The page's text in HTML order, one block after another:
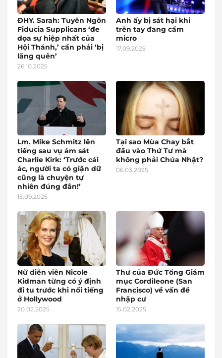
ĐHY. Sarah: Tuyên Ngôn
Fiducia Supplicans ‘đe
dọa sự hiệp nhất của
Hội Thánh,’ cần phải ‘bị
lãng quên’
26.10.2025
Anh ấy bị sát hại khi
trên tay đang cầm
micro
17.09.2025
Lm. Mike Schmitz lên
tiếng sau vụ ám sát
Charlie Kirk: ‘Trước cái
ác, người ta có giận dữ
cũng là chuyện tự
nhiên đúng đắn!’
15.09.2025
Tại sao Mùa Chay bắt
đầu vào Thứ Tư mà
không phải Chúa Nhật?
06.03.2025
Nữ diễn viên Nicole
Kidman từng có ý định
đi tu trước khi nổi tiếng
ở Hollywood
20.02.2025
Thư của Đức Tổng Giám
mục Cordileone (San
Francisco) về vấn đề
nhập cư
15.02.2025